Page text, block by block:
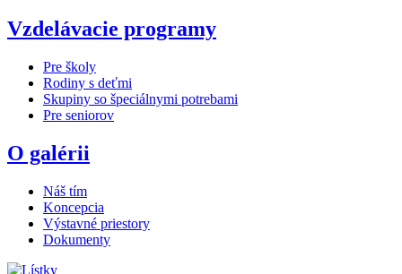
Vzdelávacie programy
Pre školy
Rodiny s deťmi
Skupiny so špeciálnymi potrebami
Pre seniorov
O galérii
Náš tím
Koncepcia
Výstavné priestory
Dokumenty